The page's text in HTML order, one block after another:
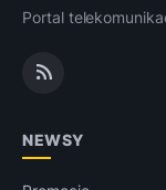
Portal
NEWSY